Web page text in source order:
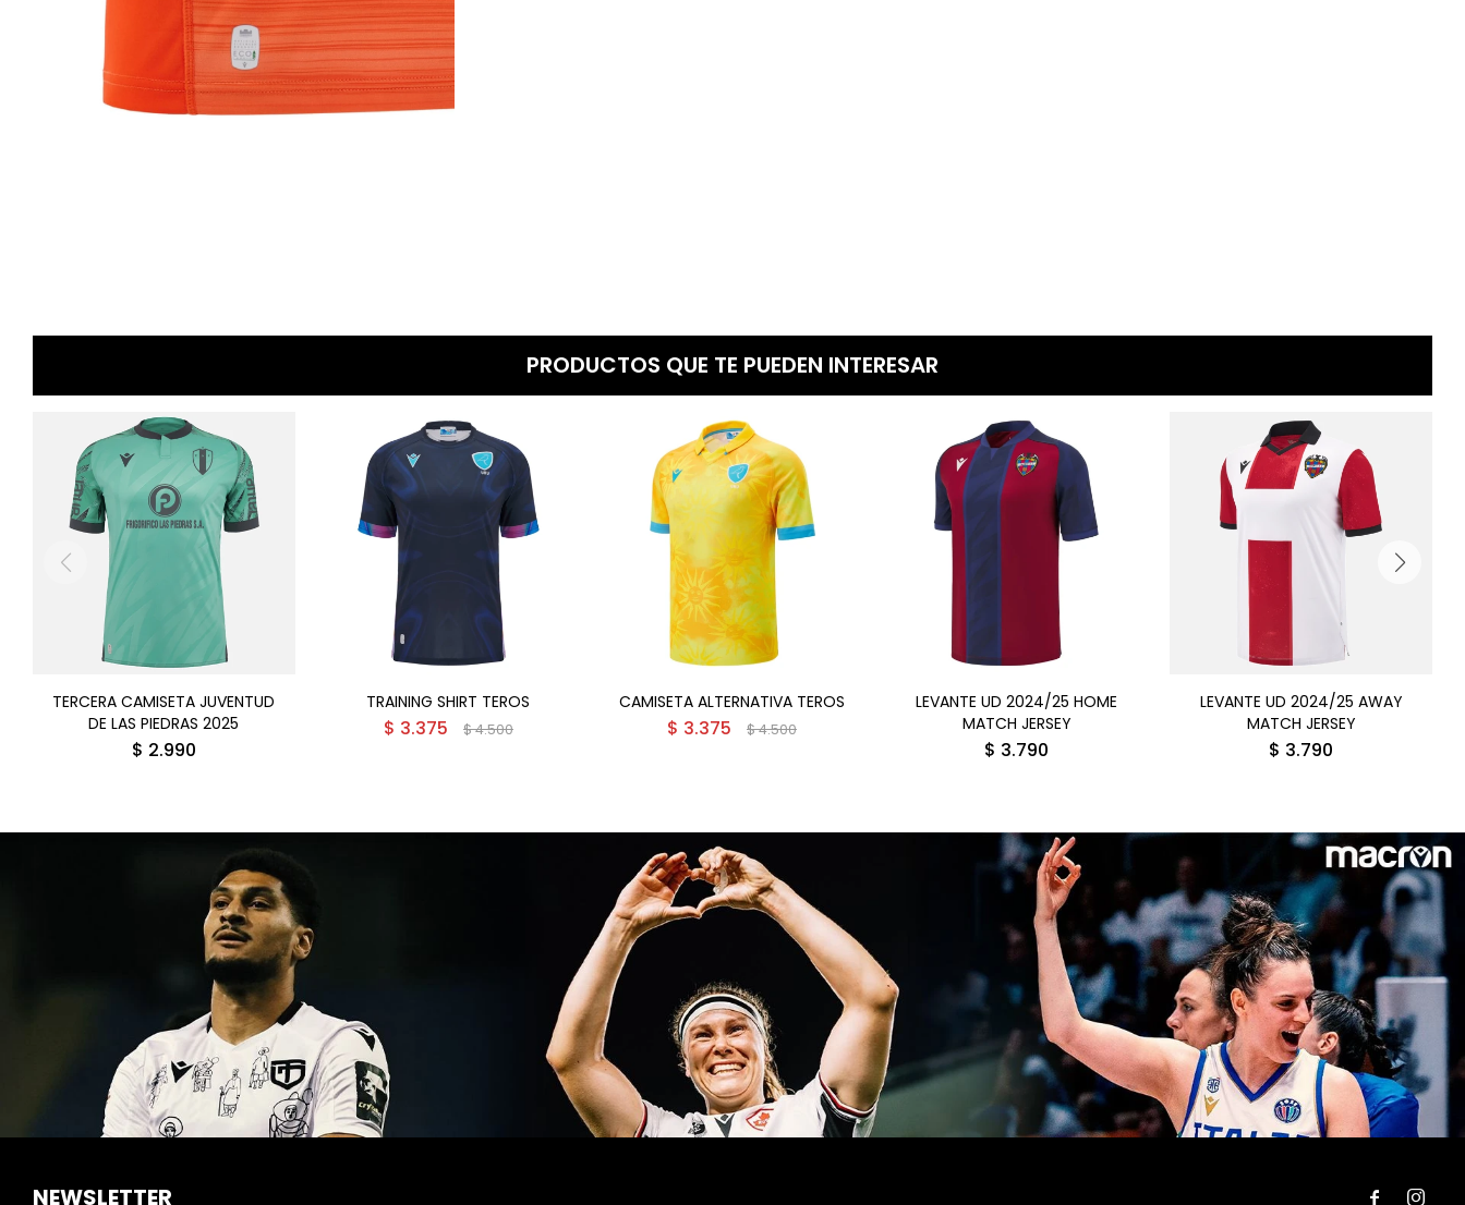
PRODUCTOS QUE TE PUEDEN INTERESAR
TERCERA CAMISETA JUVENTUD
DE LAS PIEDRAS 2025
$ 2.990
TRAINING SHIRT TEROS
$ 3.375 $4.500
CAMISETA ALTERNATIVA TEROS
$ 3.375 $4.500
LEVANTE UD 2024/25 HOME
MATCH JERSEY
$ 3.790
LEVANTE UD 2024/25 AWAY
MATCH JERSEY
$ 3.790
NEWSLETTER  